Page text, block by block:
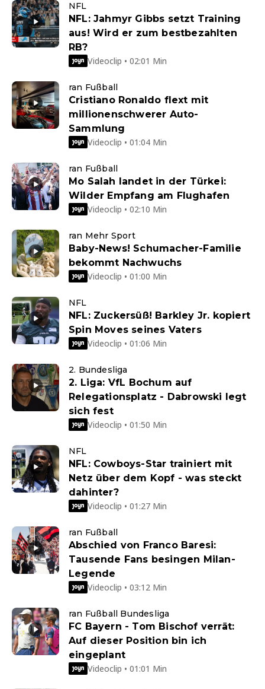
NFL
NFL: Jahmyr Gibbs setzt Training
aus! Wird er zum bestbezahlten
RB?
Videoclip • 02:01 Min
ran Fußball
Cristiano Ronaldo flext mit
millionenschwerer Auto-
Sammlung
Videoclip • 01:04 Min
ran Fußball
Mo Salah landet in der Türkei:
Wilder Empfang am Flughafen
Videoclip • 02:10 Min
ran Mehr Sport
Baby-News! Schumacher-Familie
bekommt Nachwuchs
Videoclip • 01:00 Min
NFL
NFL: Zuckersüß! Barkley Jr. kopiert
Spin Moves seines Vaters
Videoclip • 01:06 Min
2. Bundesliga
2. Liga: VfL Bochum auf
Relegationsplatz - Dabrowski legt
sich fest
Videoclip • 01:50 Min
NFL
NFL: Cowboys-Star trainiert mit
Netz über dem Kopf - was steckt
dahinter?
Videoclip • 01:27 Min
ran Fußball
Abschied von Franco Baresi:
Tausende Fans besingen Milan-
Legende
Videoclip • 03:12 Min
ran Fußball Bundesliga
FC Bayern - Tom Bischof verrät:
Auf dieser Position bin ich
eingeplant
Videoclip • 01:01 Min